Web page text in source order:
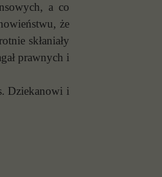
a co
że
skłaniały
prawnych i
Dziekanowi i